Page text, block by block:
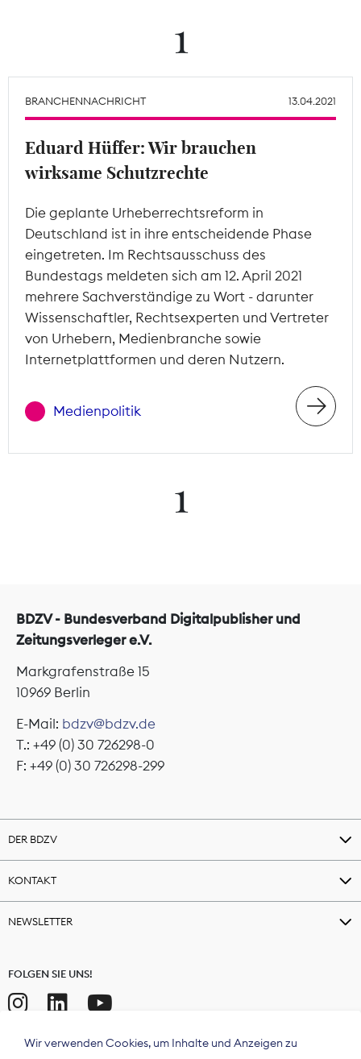
Wächterpreis
Mitgliederbereich
1
BRANCHENNACHRICHT 13.04.2021
Eduard Hüffer: Wir brauchen
wirksame Schutzrechte
Die geplante Urheberrechtsreform in
Deutschland ist in ihre entscheidende Phase
eingetreten. Im Rechtsausschuss des
Bundestags meldeten sich am 12. April 2021
mehrere Sachverständige zu Wort - darunter
Wissenschaftler, Rechtsexperten und Vertreter
von Urhebern, Medienbranche sowie
Internetplattformen und deren Nutzern.
Medienpolitik
1
BDZV - Bundesverband Digitalpublisher und
Zeitungsverleger e.V.
Markgrafenstraße 15
10969 Berlin
E-Mail: bdzv@bdzv.de
T.: +49 (0) 30 726298-0
F: +49 (0) 30 726298-299
DER BDZV
KONTAKT
NEWSLETTER
FOLGEN SIE UNS!
Wir verwenden Cookies, um Inhalte und Anzeigen zu